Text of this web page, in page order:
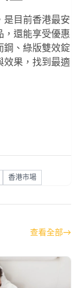
是目前香港最安
，還能享受優惠
鋼 、 綠版雙效錠
效果，找到最適
香港市場
查看全部→